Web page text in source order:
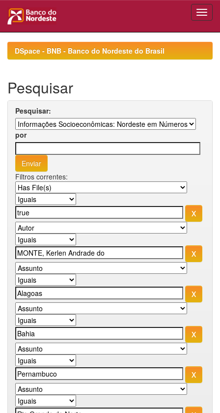
navigationDSpace - BNB - Banco do Nordeste do Brasil
Pesquisar
Pesquisar:
por
Filtros correntes: